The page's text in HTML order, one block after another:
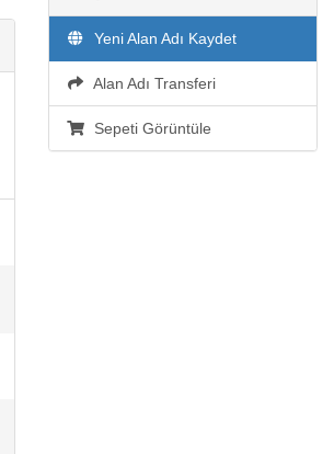
Yeni Alan Adı Kaydet
Alan Adı Transferi
Sepeti Görüntüle